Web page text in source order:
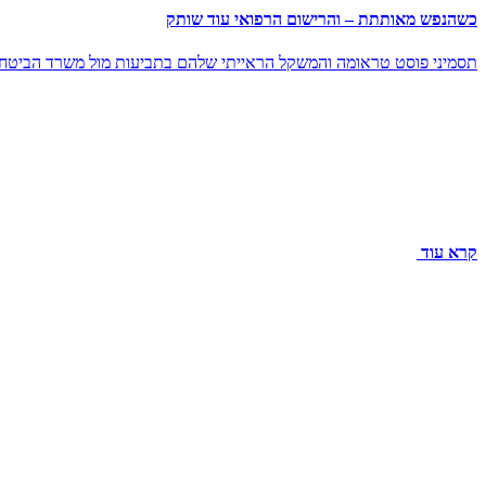
כשהנפש מאותתת – והרישום הרפואי עוד שותק
תסמיני פוסט טראומה והמשקל הראייתי שלהם בתביעות מול משרד
קרא עוד